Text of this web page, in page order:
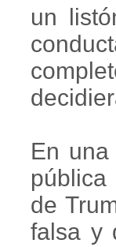
un
En
de
falsa y